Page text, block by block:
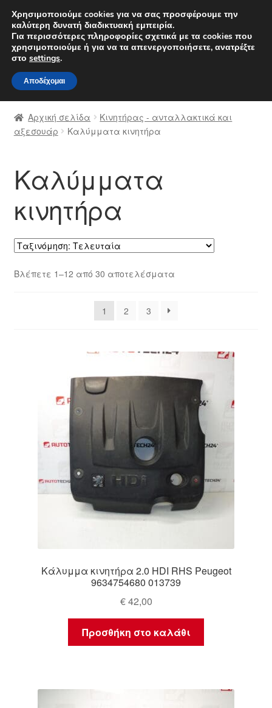
ΑΠΟΣΤΟΛΗ από 7 EUR
Δευτέρα-Παρ. 9 π.μ. - 4 μ.μ.
Απευθείας
μετάβαση
στην
πλοήγηση
Μετάβαση
σε
περιεχόμενο
Αρχική
Διαδικασία Παραπόνων
Καροτσάκι
Μεταφορά
Ο λογαριασμός μου
Οροι και Προϋποθέσεις
Παγκόσμια αποστολή
Πολιτική Απορρήτου
Σχετικά με εμάς
Αρχική σελίδα
Κινητήρας - ανταλλακτικά και
αξεσουάρ
Καλύμματα κινητήρα
Καλύμματα
κινητήρα
Βλέπετε 1–12 από 30 αποτελέσματαSorted
1
2 3
Κάλυμμα κινητήρα 2.0 HDI RHS Peugeot
9634754680 013739
€42,00
Προσθήκη στο καλάθι
Χρησιμοποιούμε cookies για να σας προσφέρουμε την
καλύτερη δυνατή διαδικτυακή εμπειρία.
Για περισσότερες πληροφορίες σχετικά με τα cookies που
χρησιμοποιούμε ή για να τα απενεργοποιήσετε, ανατρέξτε
στο settings.
Αποδέχομαι